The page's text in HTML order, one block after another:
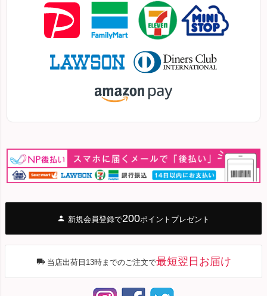
新規会員登録で200ポイントプレゼント
当店出荷日13時までのご注文で最短翌日お届け